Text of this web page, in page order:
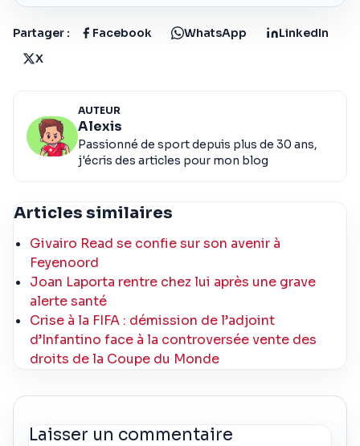
Partager : Facebook WhatsApp
LinkedIn
X
AUTEUR
Alexis
Passionné de sport depuis plus de 30 ans,
j'écris des articles pour mon blog
Articles similaires
Givairo Read se confie sur son avenir à
Feyenoord
Joan Laporta rentre chez lui après une grave
alerte santé
Crise à la FIFA : démission de l’adjoint
d’Infantino face à la controversée vente des
droits de la Coupe du Monde
Laisser un commentaire